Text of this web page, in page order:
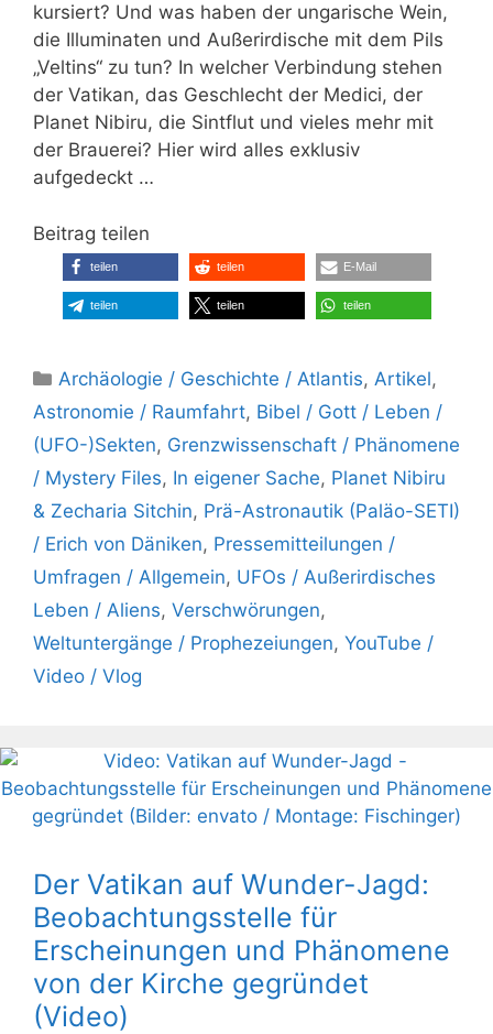
kursiert? Und was haben der ungarische Wein,
die Illuminaten und Außerirdische mit dem Pils
„Veltins“ zu tun? In welcher Verbindung stehen
der Vatikan, das Geschlecht der Medici, der
Planet Nibiru, die Sintflut und vieles mehr mit
der Brauerei? Hier wird alles exklusiv
aufgedeckt …
Beitrag teilen
teilen teilen E-Mail
teilen teilen teilen
Kategorien
Archäologie / Geschichte / Atlantis, Artikel,
Astronomie / Raumfahrt, Bibel / Gott / Leben /
(UFO-)Sekten, Grenzwissenschaft / Phänomene
/ Mystery Files, In eigener Sache, Planet Nibiru
& Zecharia Sitchin, Prä-Astronautik (Paläo-SETI)
/ Erich von Däniken, Pressemitteilungen /
Umfragen / Allgemein, UFOs / Außerirdisches
Leben / Aliens, Verschwörungen,
Weltuntergänge / Prophezeiungen, YouTube /
Video / Vlog
Der Vatikan auf Wunder-Jagd:
Beobachtungsstelle für
Erscheinungen und Phänomene
von der Kirche gegründet
(Video)